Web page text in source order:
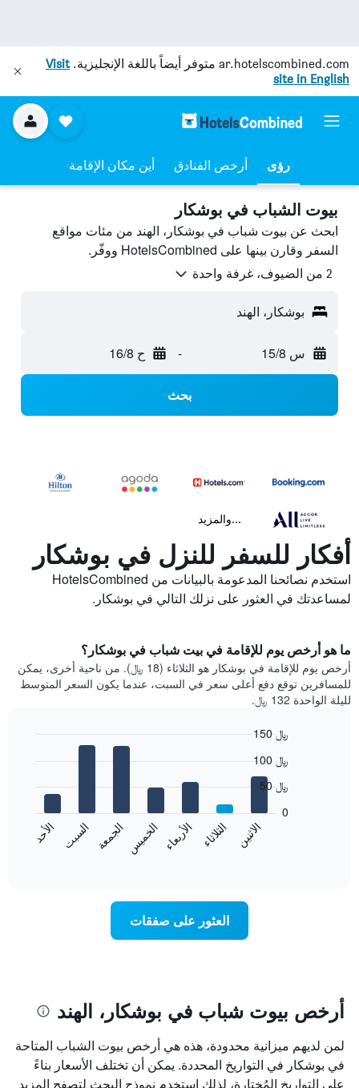
ar.hotelscombined.com متوفر أيضاً باللغة الإنجليزية.Visit
site in English
رؤى أرخص الفنادق أين مكان الإقامة
بيوت الشباب في بوشكار
ابحث عن بيوت شباب في بوشكار، الهند من مئات مواقع
السفر وقارن بينها على HotelsCombined ووفّر.
2 من الضيوف، غرفة واحدة
بوشكار، الهند
س 15/8 - ح 16/8
بحث
...والمزيد
أفكار للسفر للنزل في بوشكار
استخدم نصائحنا المدعومة بالبيانات من HotelsCombined
لمساعدتك في العثور على نزلك التالي في بوشكار.
ما هو أرخص يوم للإقامة في بيت شباب في بوشكار؟
أرخص يوم للإقامة في بوشكار هو الثلاثاء (18 ﷼). من ناحية أخرى، يمكن
للمسافرين توقع دفع أعلى سعر في السبت، عندما يكون السعر المتوسط
لليلة الواحدة 132 ﷼.
1
X
الذي
يعرض
الاثنين الثلاثاء الأربعاء الخميسالجمعة السبت الأحد
0
50 ﷼
100 ﷼
150 ﷼
العثور على صفقات
أرخص بيوت شباب في بوشكار، الهند
لمن لديهم ميزانية محدودة، هذه هي أرخص بيوت الشباب المتاحة
في بوشكار في التواريخ المحددة. يمكن أن تختلف الأسعار بناءً
على التواريخ المُختارة، لذلك استخدم نموذج البحث لتصفح المزيد